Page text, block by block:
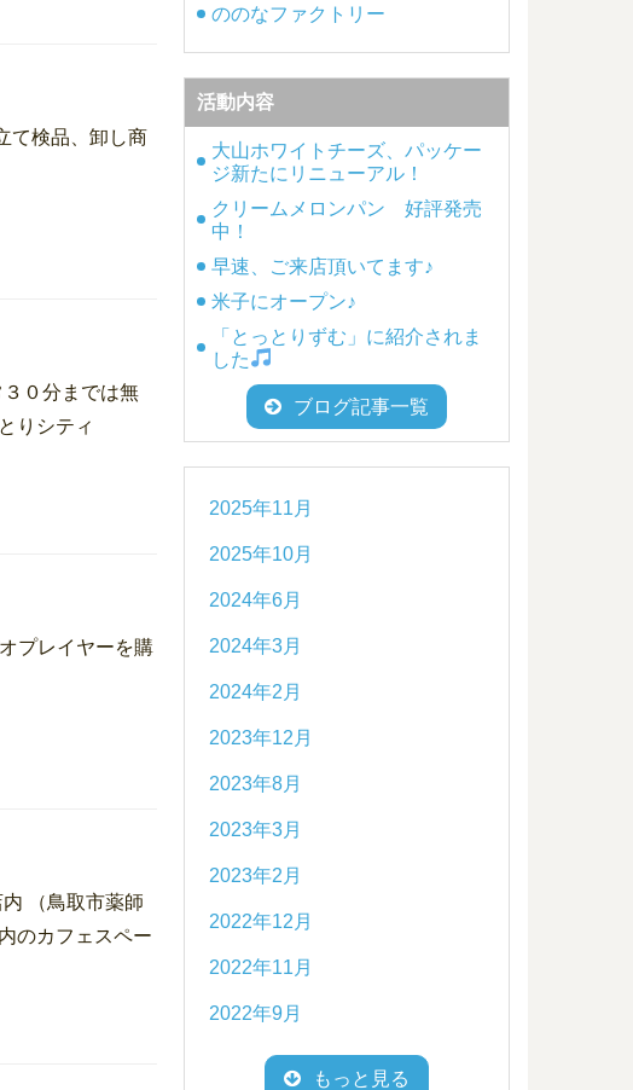
て検品、卸し商
０分までは無
りシティ
プレイヤーを購
（鳥取市薬師
のカフェスペー
ののなファクトリー
活動内容
大山ホワイトチーズ、パッケー
ジ新たにリニューアル！
クリームメロンパン 好評発売
中！
早速、ご来店頂いてます♪
米子にオープン♪
「とっとりずむ」に紹介されま
した
ブログ記事一覧
2025年11月
2025年10月
2024年6月
2024年3月
2024年2月
2023年12月
2023年8月
2023年3月
2023年2月
2022年12月
2022年11月
2022年9月
もっと見る